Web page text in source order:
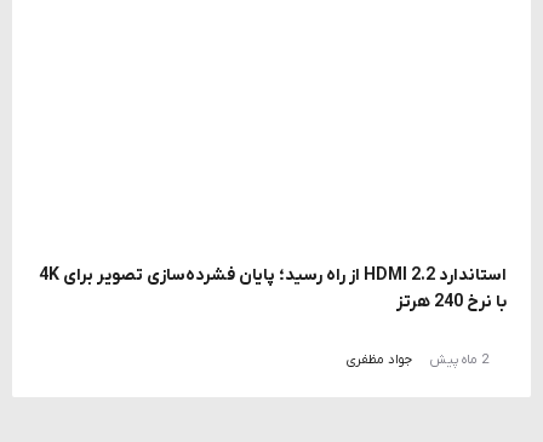
استاندارد HDMI 2.2 از راه رسید؛ پایان فشرده‌سازی تصویر برای 4K
با نرخ 240 هرتز
2 ماه پیش جواد مظفری